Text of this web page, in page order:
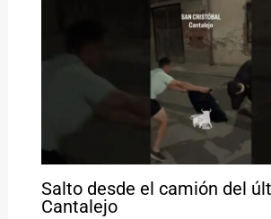
Salto desde el camión del
Cantalejo